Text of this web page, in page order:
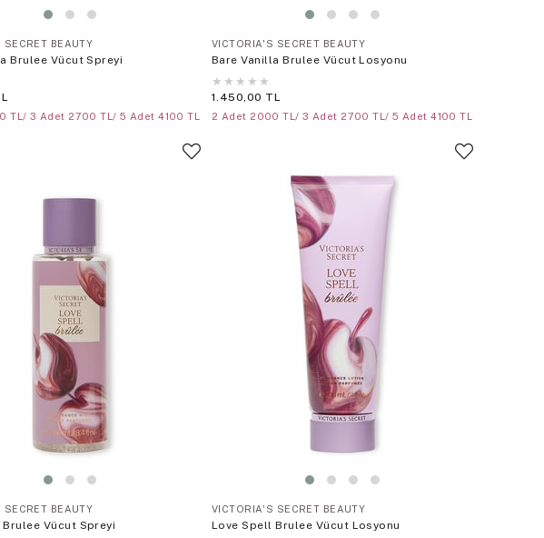
BEAUTY
Brulee Vücut Spreyi
TL/ 3 Adet 2700 TL/ 5 Adet 4100 TL
VICTORIA'S SECRET BEAUTY
Bare Vanilla Brulee Vücut Losyonu
★ ★ ★ ★ ★
1.450,00 TL
2 Adet 2000 TL/ 3 Adet 2700 TL/ 5 Adet 4100 TL
BEAUTY
Vücut Spreyi
VICTORIA'S SECRET BEAUTY
Love Spell Brulee Vücut Losyonu